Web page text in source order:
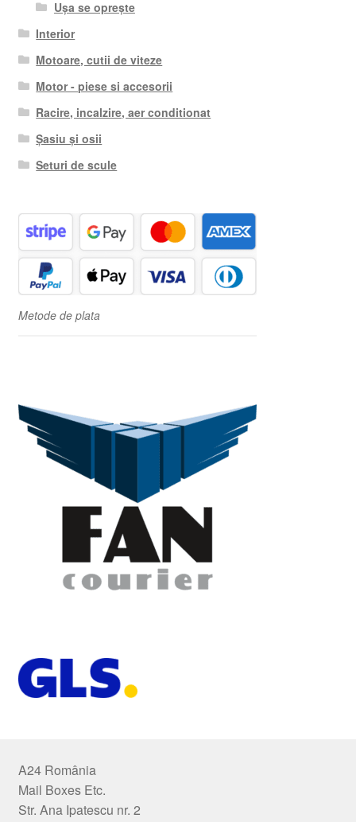
Ușa se oprește
Interior
Motoare, cutii de viteze
Motor - piese si accesorii
Racire, incalzire, aer conditionat
Șasiu și osii
Seturi de scule
Metode de plata
A24 România
Mail Boxes Etc.
Str. Ana Ipatescu nr. 2